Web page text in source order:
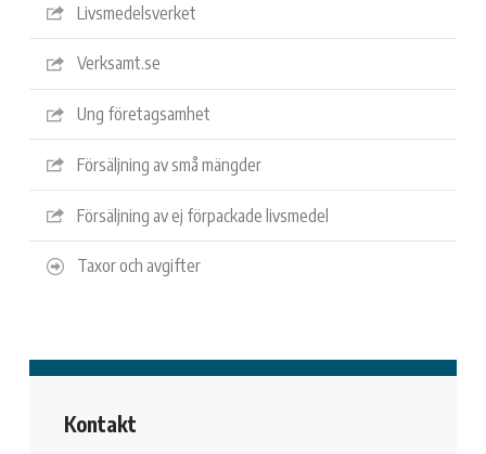
Kontakt
Livsmedelsverket
Verksamt.se
Ung företagsamhet
Försäljning av små mängder
Försäljning av ej förpackade livsmedel
Taxor och avgifter